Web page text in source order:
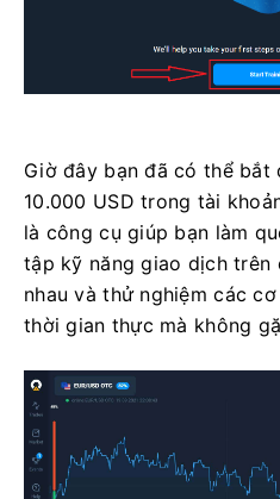
Giờ đây bạn đã có thể bắt
10.000 USD trong tài
là công cụ giúp bạn làm
tập kỹ năng giao dịch trên
nhau và thử nghiệm các
thời gian thực mà không